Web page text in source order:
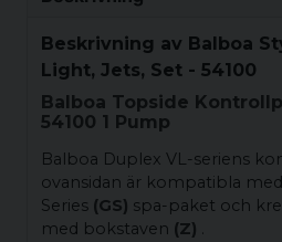
Beskrivning av Balboa
Light, Jets, Set - 54100
Balboa Topside
54100 1 Pump
Balboa Duplex VL-seriens
ovansidan är kompatibla
Series (GS) spa-paket och
med bokstaven (Z) .